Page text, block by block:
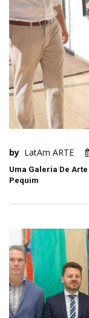
by LatAm ARTE
Uma Galeria De
Pequim